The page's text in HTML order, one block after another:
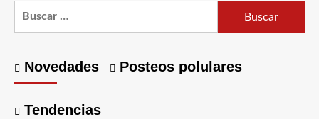
Novedades Posteos polulares
Tendencias